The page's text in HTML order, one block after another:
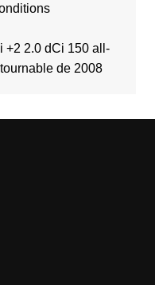
+2 2.0 dCi 150 all-
de 2008